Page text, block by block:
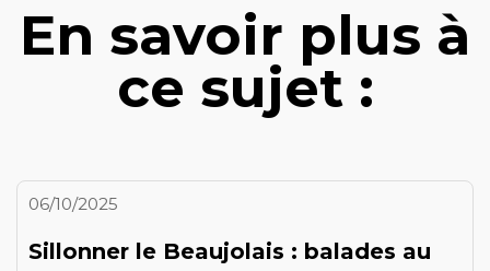
En savoir plus à
ce sujet :
06/10/2025
Sillonner le Beaujolais : balades au